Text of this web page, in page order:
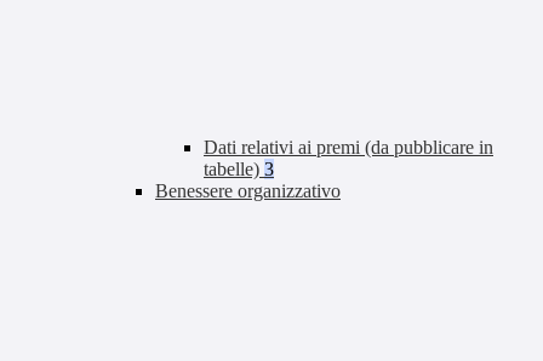
Dati relativi ai premi (da pubblicare in
tabelle) 3
Benessere organizzativo